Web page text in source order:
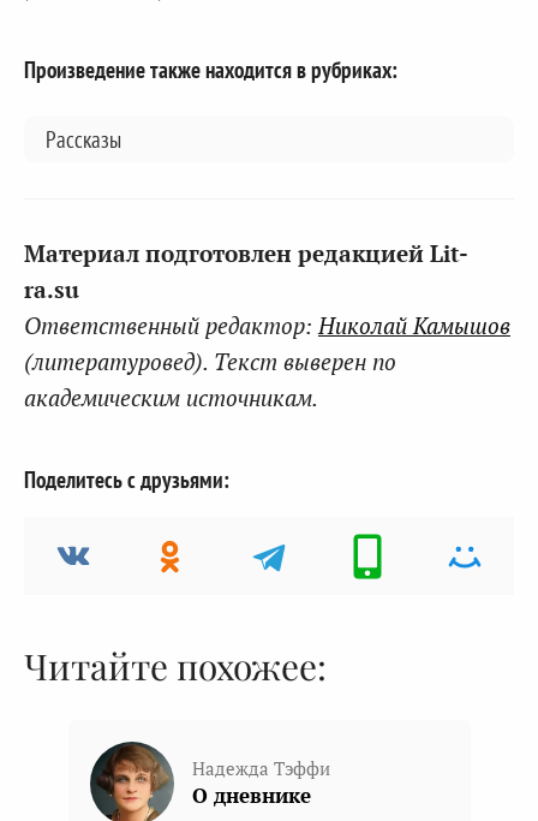
Произведение также находится в рубриках:
Рассказы
Материал подготовлен редакцией Lit-
ra.su
Ответственный редактор:Николай Камышов
(литературовед). Текст выверен по
академическим источникам.
Поделитесь с друзьями:
Читайте похожее:
Надежда Тэффи
О дневнике